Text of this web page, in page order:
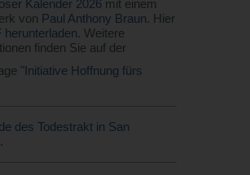
Kalender 2026 mit einem
von Paul Anthony Braun. Hier
herunterladen. Weitere
finden Sie auf der
"Initiative Hoffnung fürs
des Todestrakt in San